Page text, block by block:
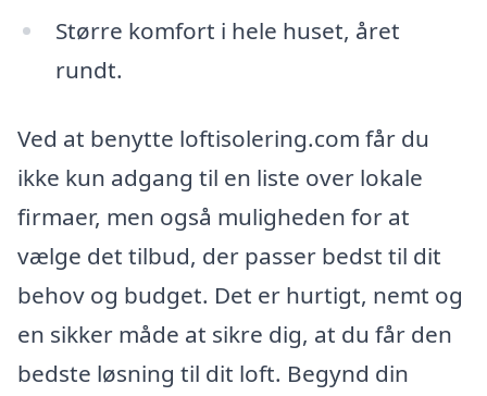
Større komfort i hele huset, året
rundt.
Ved at benytte loftisolering.com får du
ikke kun adgang til en liste over lokale
firmaer, men også muligheden for at
vælge det tilbud, der passer bedst til dit
behov og budget. Det er hurtigt, nemt og
en sikker måde at sikre dig, at du får den
bedste løsning til dit loft. Begynd din